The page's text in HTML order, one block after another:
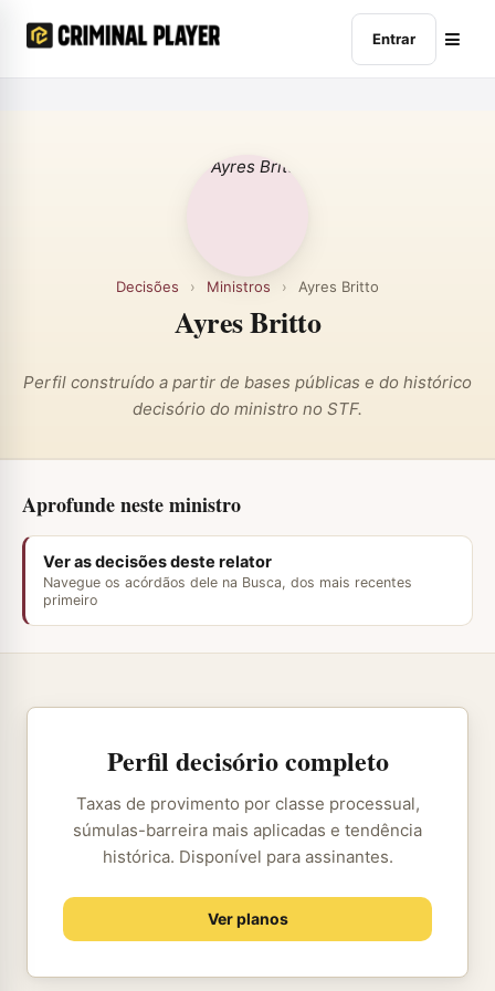
Entrar
Decisões › Ministros › Ayres Britto
Ayres Britto
Perfil construído a partir de bases públicas e do histórico
decisório do ministro no STF.
Aprofunde neste ministro
Ver as decisões deste relator
Navegue os acórdãos dele na Busca, dos mais recentes
primeiro
Perfil decisório completo
Taxas de provimento por classe processual,
súmulas-barreira mais aplicadas e tendência
histórica. Disponível para assinantes.
Ver planos